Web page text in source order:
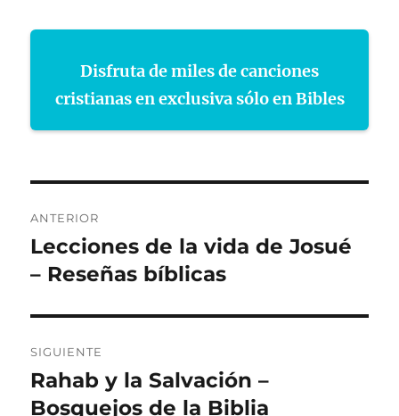
Disfruta de miles de canciones
cristianas en exclusiva sólo en Bibles
de
entradas
ANTERIOR
Entrada
anterior:
Lecciones de la vida de Josué
– Reseñas bíblicas
SIGUIENTE
Entrada
siguiente:
Rahab y la Salvación –
Bosquejos de la Biblia